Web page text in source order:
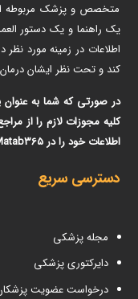
متخصص و پزشک مربوطه
یک راهنما و یک دستور
اطلاعات در زمینه مورد
کند و تحت نظر ایشان
در صورتی که شما به
کلیه مجوزات لازم را از
اطلاعات خود را در Matab365 ثبت کنید.
دسترسی سریع
مجله پزشکی
دایرکتوری پزشکی
درخواست عضویت